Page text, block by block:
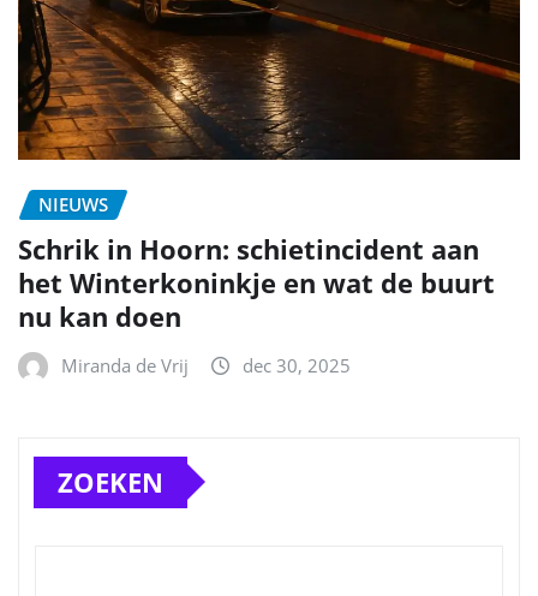
NIEUWS
Schrik in Hoorn: schietincident aan
het Winterkoninkje en wat de buurt
nu kan doen
Miranda de Vrij dec 30, 2025
ZOEKEN